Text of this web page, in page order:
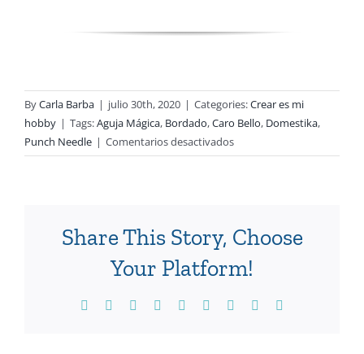
ByCarla Barba | julio 30th, 2020 | Categories:Crear es mi
hobby | Tags:Aguja Mágica, Bordado,Caro Bello, Domestika,
Punch Needle | Comentarios desactivadosen
Día
Share This Story, Choose
Your Platform!
Facebook Reddit LinkedInWhatsApp
TumblrPinterest